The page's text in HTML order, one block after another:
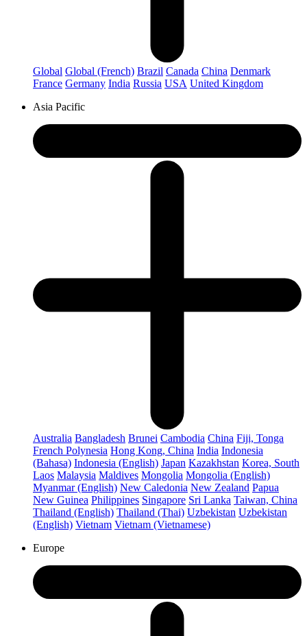
Global Global (French) Brazil Canada China Denmark
France Germany India Russia USA United Kingdom
Asia Pacific
Australia Bangladesh Brunei Cambodia China Fiji, Tonga
French Polynesia Hong Kong, China India Indonesia
(Bahasa) Indonesia (English) Japan Kazakhstan Korea, South
Laos Malaysia Maldives Mongolia Mongolia (English)
Myanmar (English) New Caledonia New Zealand Papua
New Guinea Philippines Singapore Sri Lanka Taiwan, China
Thailand (English) Thailand (Thai) Uzbekistan Uzbekistan
(English) Vietnam Vietnam (Vietnamese)
Europe